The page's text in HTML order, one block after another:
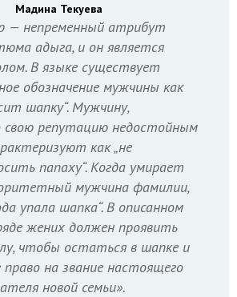
Мадина Текуева
— непременный атрибут
адыга, и он является
В языке существует
обозначение мужчины как
шапку“. Мужчину,
свою репутацию недостойным
как „не
папаху“. Когда умирает
мужчина фамилии,
упала шапка“. В описанном
жених должен проявить
чтобы остаться в шапке и
право на звание настоящего
новой семьи».